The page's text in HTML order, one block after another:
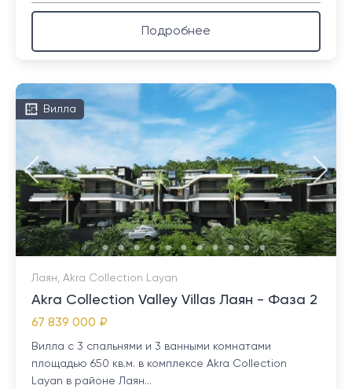
Подробнее
Вилла
Лаян, Akra Collection Layan
Akra Collection Valley Villas Лаян - Фаза 2
67 839 000 ₽
Вилла с 3 спальнями и 3 ванными комнатами
площадью 650 кв.м. в комплексе Akra Collection
Layan в районе Лаян...